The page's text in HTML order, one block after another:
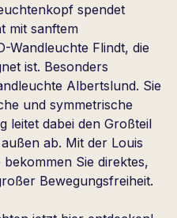
spendet
mit sanftem
Wandleuchte Flindt, die
ist. Besonders
Albertslund. Sie
und symmetrische
leitet dabei den Großteil
ab. Mit der Louis
Sie direktes,
Bewegungsfreiheit.